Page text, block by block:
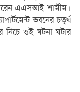
এএসআই শামীম।
ভবনের চতুর্থ
নিচে ওই ঘটনা ঘটার